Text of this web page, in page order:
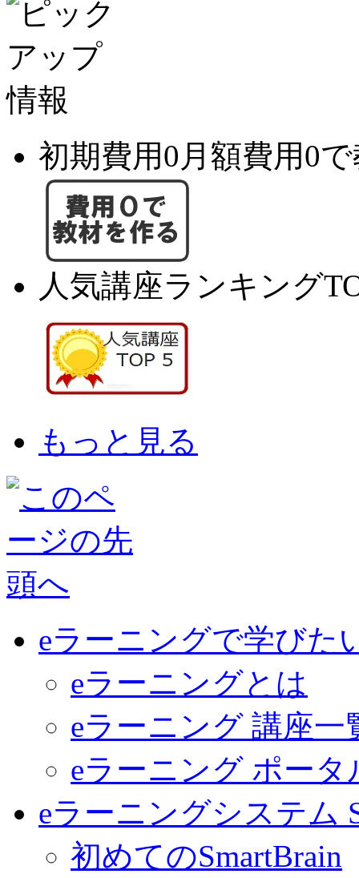
初期費用0月額費用0
人気講座ランキング
もっと見る
eラーニングで学びた
eラーニングとは
eラーニング 講座一
eラーニング ポータ
eラーニングシステム
初めてのSmartBrain